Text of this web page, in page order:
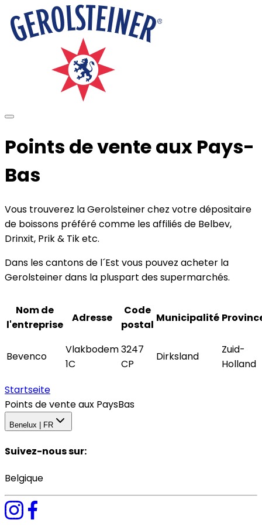
Points de vente aux Pays-
Bas
Vous trouverez la Gerolsteiner chez votre dépositaire
de boissons préféré comme les affiliés de Belbev,
Drinxit, Prik & Tik etc.
Dans les cantons de l´Est vous pouvez acheter la
Gerolsteiner dans la pluspart des supermarchés.
Nom de
l'entreprise
Adresse
Code
postal
Municipalité
Bevenco
Vlakbodem
1C
3247
CP
Dirksland
Zuid-
Holland
Startseite
Points de vente aux PaysBas
Benelux | FR
Suivez-nous sur:
Belgique